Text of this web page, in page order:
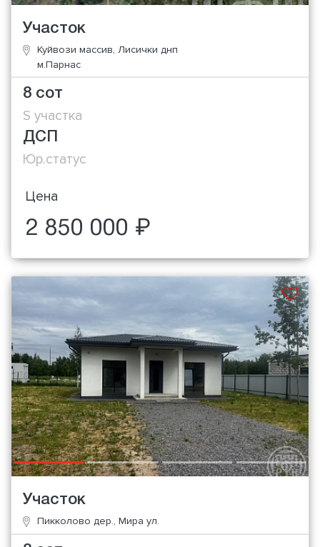
Участок
Куйвози массив, Лисички днп
м.Парнас
8 сот
S участка
ДСП
Юр.статус
Цена
2 850 000 ₽
Участок
Пикколово дер., Мира ул.